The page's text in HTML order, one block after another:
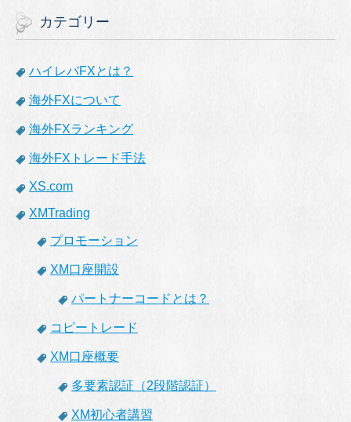
カテゴリー
ハイレバFXとは？
海外FXについて
海外FXランキング
海外FXトレード手法
XS.com
XMTrading
プロモーション
XM口座開設
パートナーコードとは？
コピートレード
XM口座概要
多要素認証（2段階認証）
XM初心者講習